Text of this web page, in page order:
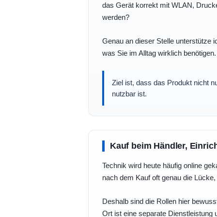
das Gerät korrekt mit WLAN,
werden?
Genau an dieser Stelle unterstütze
was Sie im Alltag wirklich benötigen.
Ziel ist, dass das Produkt nicht
nutzbar ist.
Kauf beim Händler,
Technik wird heute häufig online
nach dem Kauf oft genau die
Deshalb sind die Rollen hier
Ort ist eine separate Dienstleistung